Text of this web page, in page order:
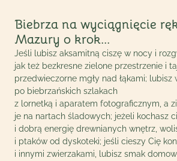
Biebrza na wyciągnięcie
Mazury o krok...
Jeśli lubisz aksamitną ciszę w nocy i
jak też bezkresne zielone przestrzenie i
przedwieczorne mgły nad łąkami; lubisz
po biebrzańskich szlakach
z lornetką i aparatem fotograficznym, a
je na nartach śladowych; jeżeli kochasz
i dobrą energię drewnianych wnętrz,
i ptaków od dyskoteki; jeśli cieszy Cię
i innymi zwierzakami, lubisz smak